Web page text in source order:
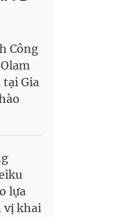
340.71
7,243.07
2,823.98
26,420
Công
tại Gia
lựa
vị khai